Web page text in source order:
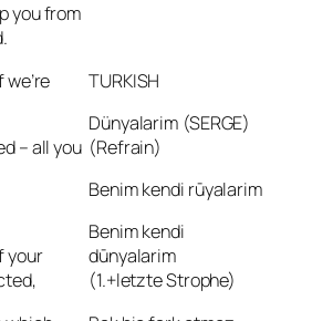
you from
– all you
your
TURKISH
Dünyalarim (SERGE)
(Refrain)
Benim kendi rūyalarim
Benim kendi
dūnyalarim
(1.+letzte Strophe)